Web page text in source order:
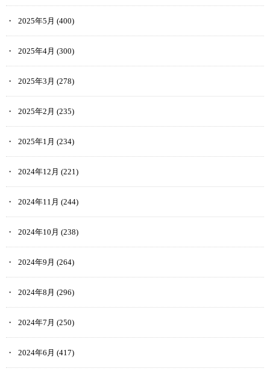
2025年5月 (400)
2025年4月 (300)
2025年3月 (278)
2025年2月 (235)
2025年1月 (234)
2024年12月 (221)
2024年11月 (244)
2024年10月 (238)
2024年9月 (264)
2024年8月 (296)
2024年7月 (250)
2024年6月 (417)